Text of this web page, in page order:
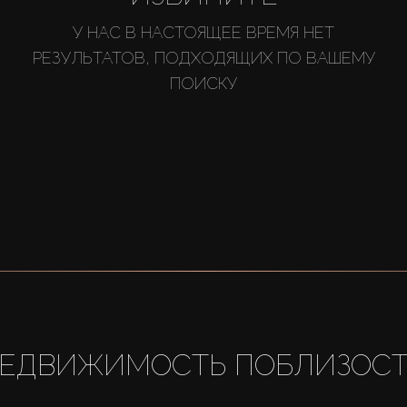
У НАС В НАСТОЯЩЕЕ ВРЕМЯ НЕТ
РЕЗУЛЬТАТОВ, ПОДХОДЯЩИХ ПО ВАШЕМУ
ПОИСКУ